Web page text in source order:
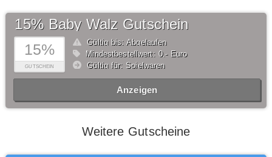
15%
GUTSCHEIN
15% Baby Walz Gutschein
Gültig bis: Abgelaufen
Mindestbestellwert: 0,- Euro
Gültig für: Spielwaren
Anzeigen
Weitere Gutscheine